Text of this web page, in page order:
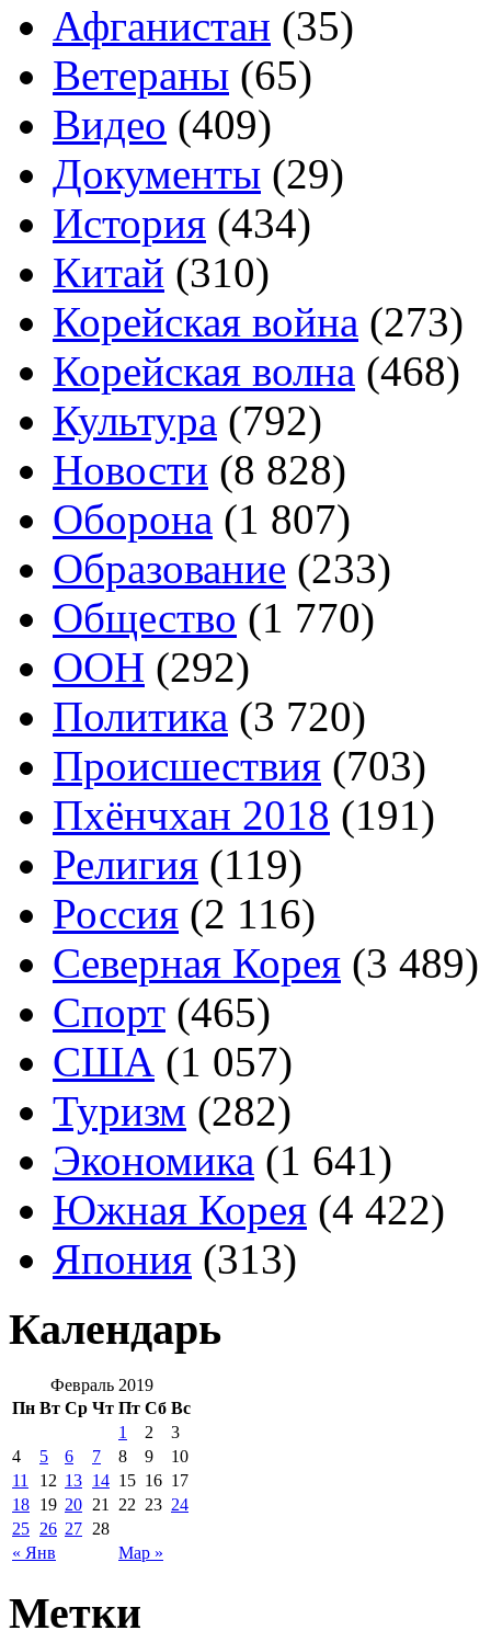
Афганистан (35)
Ветераны (65)
Видео (409)
Документы (29)
История (434)
Китай (310)
Корейская война (273)
Корейская волна (468)
Культура (792)
Новости (8 828)
Оборона (1 807)
Образование (233)
Общество (1 770)
ООН (292)
Политика (3 720)
Происшествия (703)
Пхёнчхан 2018 (191)
Религия (119)
Россия (2 116)
Северная Корея (3 489)
Спорт (465)
США (1 057)
Туризм (282)
Экономика (1 641)
Южная Корея (4 422)
Япония (313)
Календарь
Февраль 2019
Пн Вт Ср Чт Пт Сб Вс
« Янв Мар »
1 2
3
4
5 6 7 8 9
10
11
12 13 14 15 16 17
18 19 20 21 22 23 24
25 26 27 28
Метки